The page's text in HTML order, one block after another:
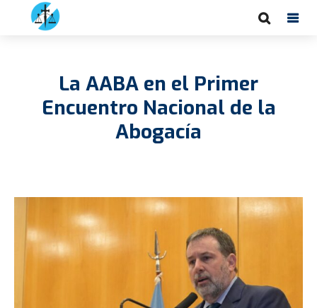
La AABA en el Primer
Encuentro Nacional de la
Abogacía